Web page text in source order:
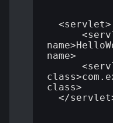
<servlet>
name>
class>
</